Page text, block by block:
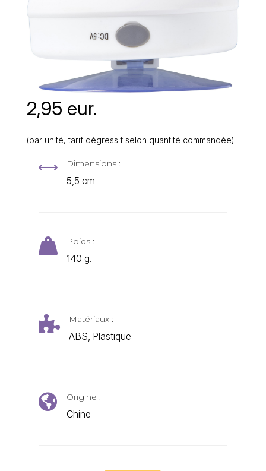
2,95 eur.
(par unité, tarif dégressif selon quantité commandée)
, Dimensions :
5,5 cm
 Poids :
140 g.
 Matériaux :
ABS, Plastique
 Origine :
Chine